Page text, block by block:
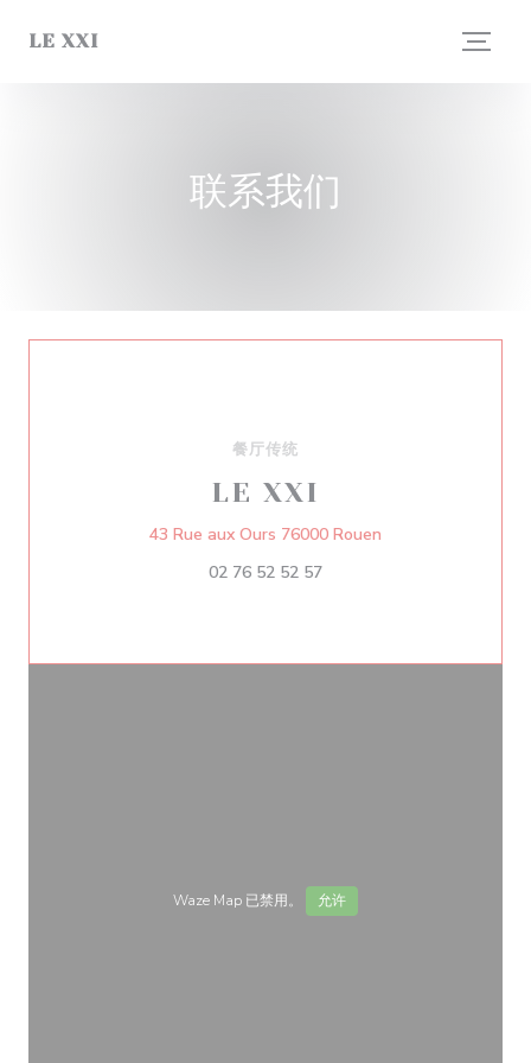
LE XXI
联系我们
餐厅传统
LE XXI
43 Rue aux Ours 76000 Rouen
02 76 52 52 57
Waze Map 已禁用。 允许